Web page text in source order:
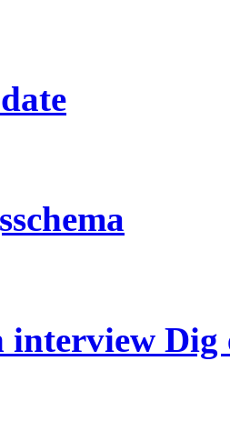
interview Dig